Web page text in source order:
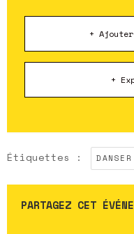
+ Ajouter
+
Étiquettes : DANSER
PARTAGEZ CET